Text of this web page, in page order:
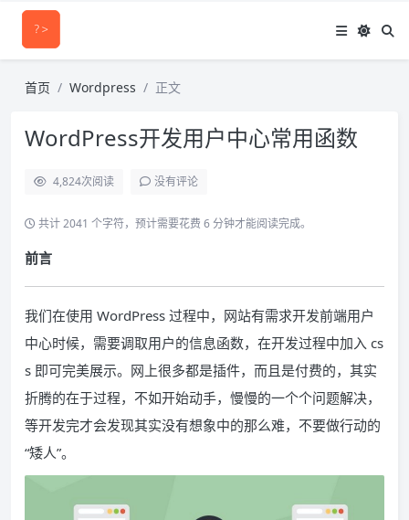
首页 Wordpress 正文
WordPress开发用户中心常用函数
4,824次阅读 没有评论
共计 2041 个字符，预计需要花费 6 分钟才能阅读完成。
前言
我们在使用 WordPress 过程中，网站有需求开发前端用户
中心时候，需要调取用户的信息函数，在开发过程中加入 cs
s 即可完美展示。网上很多都是插件，而且是付费的，其实
折腾的在于过程，不如开始动手，慢慢的一个个问题解决，
等开发完才会发现其实没有想象中的那么难，不要做行动的
“矮人”。